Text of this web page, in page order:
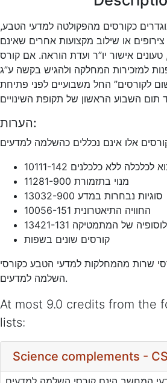
כקורסים מהפקולטה למדעי הטבע,
או שילוב מקצועות אחרים שאינם
אישור יו”ר ועדת הוראה. אם קורס
למזכירות המחלקה ולהגיש בקשה ע”ג
לקורסים” החל משבועיים לפני פתיחת
הערות:
לכלכלה ללא כלכלנים 10111-142
מנוי בתזמורת 11281-900
סוגיות נבחרות במדע 13032-900
החוויה התיאטרונית 10056-151
של המתמטיקה 13421-131
קורסים שונים בשפות
שרות מהמחלקות למדעי הטבע כקורסי
השלמה למדעים.
At most 9.0 credits from the
lists:
Science complements - CS